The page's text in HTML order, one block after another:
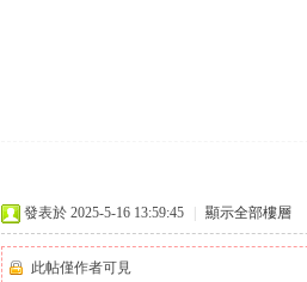
發表於 2025-5-16 13:59:45 顯示全部樓層
此帖僅作者可見